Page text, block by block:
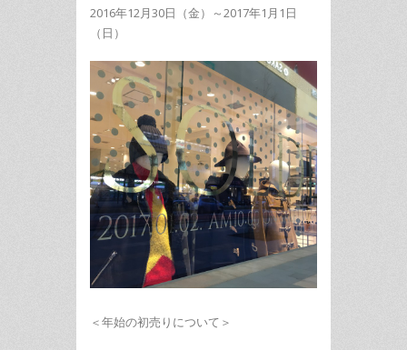
2016年12月30日（金）～2017年1月1日
（日）
＜年始の初売りについて＞